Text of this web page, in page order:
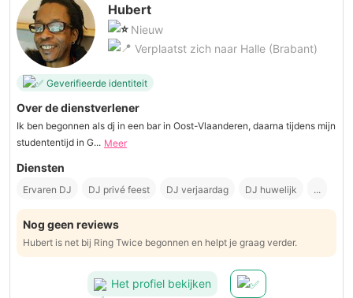
Hubert
Nieuw
Verplaatst zich naar Halle (Brabant)
Geverifieerde identiteit
Over de dienstverlener
Ik ben begonnen als dj in een bar in Oost-Vlaanderen, daarna tijdens mijn
studententijd in G... Meer
Diensten
Ervaren DJ DJ privé feest DJ verjaardag DJ huwelijk ...
Nog geen reviews
Hubert is net bij Ring Twice begonnen en helpt je graag verder.
Het profiel bekijken